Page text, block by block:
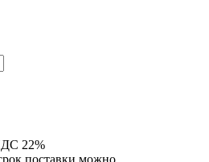
22%
поставки можно